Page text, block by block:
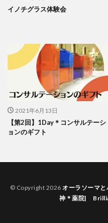
イノチグラス体験会
2021年6月13日
【第2回】1Day＊コンサルテーシ
ョンのギフト
© Copyright 2026 オーラソーマ
神＊薬院|